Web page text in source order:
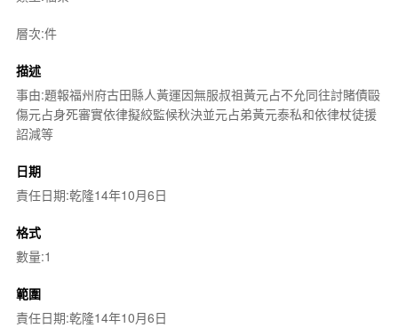
層次:件
描述
事由:題報福州府古田縣人黃運因無服叔祖黃元占不允同往討賭債毆
傷元占身死審實依律擬絞監候秋決並元占弟黃元泰私和依律杖徒援
詔減等
日期
責任日期:乾隆14年10月6日
格式
數量:1
範圍
責任日期:乾隆14年10月6日